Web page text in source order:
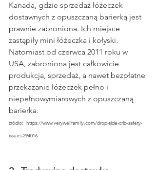
Kanada, gdzie sprzedaż łóżeczek
dostawnych z opuszczaną barierką jest
prawnie zabroniona. Ich miejsce
zastąpiły mini łóżeczka i kołyski.
Natomiast od czerwca 2011 roku w
USA, zabroniona jest całkowicie
produkcja, sprzedaż, a nawet bezpłatne
przekazanie łóżeczek pełno i
niepełnowymiarowych z opuszczaną
barierka.
źródło:  https://www.verywellfamily.com/drop-side-crib-safety-
issues-294016